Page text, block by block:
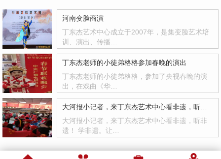
河南变脸商演
丁东杰艺术中心成立于2007年，是集变脸艺术培
训、演出、传播…
丁东杰老师的小徒弟格格参加春晚的演出
丁东杰老师的小徒弟格格，参加了央视春晚的演
出，在戏曲《华…
大河报小记者，来丁东杰艺术中心看非遗，听非
遗！ 学非遗。让…